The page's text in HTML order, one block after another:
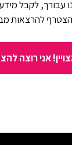
לקבל
להרצאות
אני רוצה